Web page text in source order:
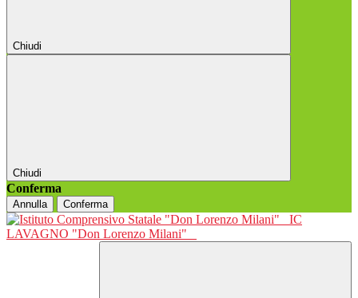
Chiudi
Chiudi
Conferma
Annulla Conferma
IC
LAVAGNO "Don Lorenzo Milani"